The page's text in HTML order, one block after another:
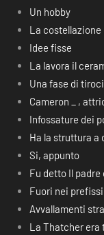
Un hobby
La
Idee fisse
La lavora il
Una fase di
Cameron _ ,
Infossature dei
Ha la struttura a
Si, appunto
Fu detto Il padre
Fuori nei prefissi
Avvallamenti
La Thatcher era